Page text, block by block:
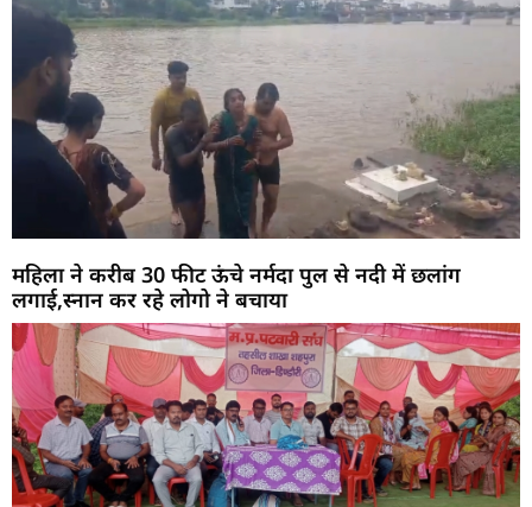
महिला ने करीब 30 फीट ऊंचे नर्मदा पुल से नदी में छलांग
लगाई,स्नान कर रहे लोगो ने बचाया